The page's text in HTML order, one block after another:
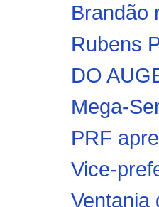
Brandão
Rubens
DO
Mega-
PRF
Vice-
Ventania